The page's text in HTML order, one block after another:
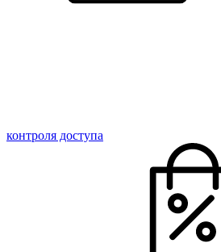
контроля доступа